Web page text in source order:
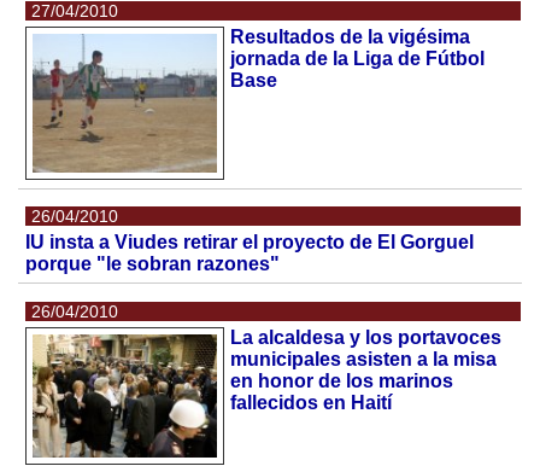
27/04/2010
Resultados de la vigésima
jornada de la Liga de Fútbol
Base
26/04/2010
IU insta a Viudes retirar el proyecto de El Gorguel
porque "le sobran razones"
26/04/2010
La alcaldesa y los portavoces
municipales asisten a la misa
en honor de los marinos
fallecidos en Haití